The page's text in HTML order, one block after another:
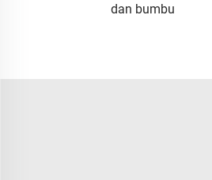
dan bumbu